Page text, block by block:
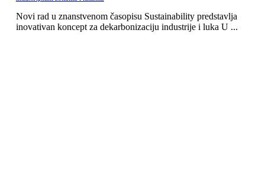
Novi rad u znanstvenom časopisu Sustainability predstavlja
inovativan koncept za dekarbonizaciju industrije i luka U ...